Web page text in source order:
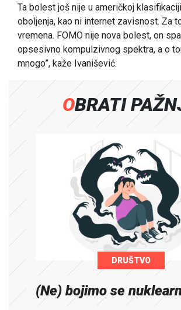
Ta bolest još nije u američkoj
oboljenja, kao ni internet zavisnost. Za
vremena. FOMO nije nova bolest, on
opsesivno kompulzivnog spektra, a o
mnogo”, kaže Ivanišević.
OBRATI
DRUŠTVO
(Ne) bojimo se